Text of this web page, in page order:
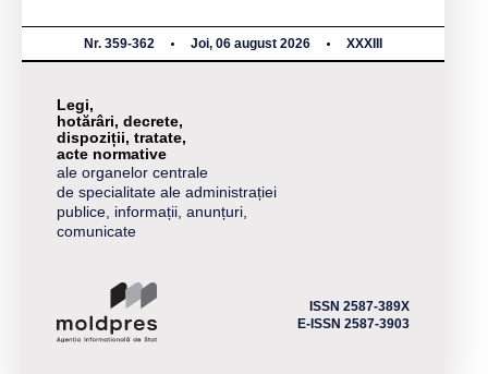
Nr. 359-362 Joi, 06 august 2026 XXXIII
Legi,
hotărâri, decrete,
dispoziții, tratate,
acte normative
ale organelor centrale
de specialitate ale administrației
publice, informații, anunțuri,
comunicate
ISSN 2587-389X
E-ISSN 2587-3903